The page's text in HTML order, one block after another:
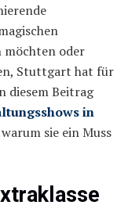
möchten oder
Stuttgart hat für
diesem Beitrag
in
sie ein Muss